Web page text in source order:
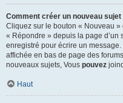
Comment créer un nouveau
Cliquez sur le bouton « Nouveau »
« Répondre » depuis la page d’un
enregistré pour écrire un
affichée en bas de page des
nouveaux sujets, Vous pouvez
Haut